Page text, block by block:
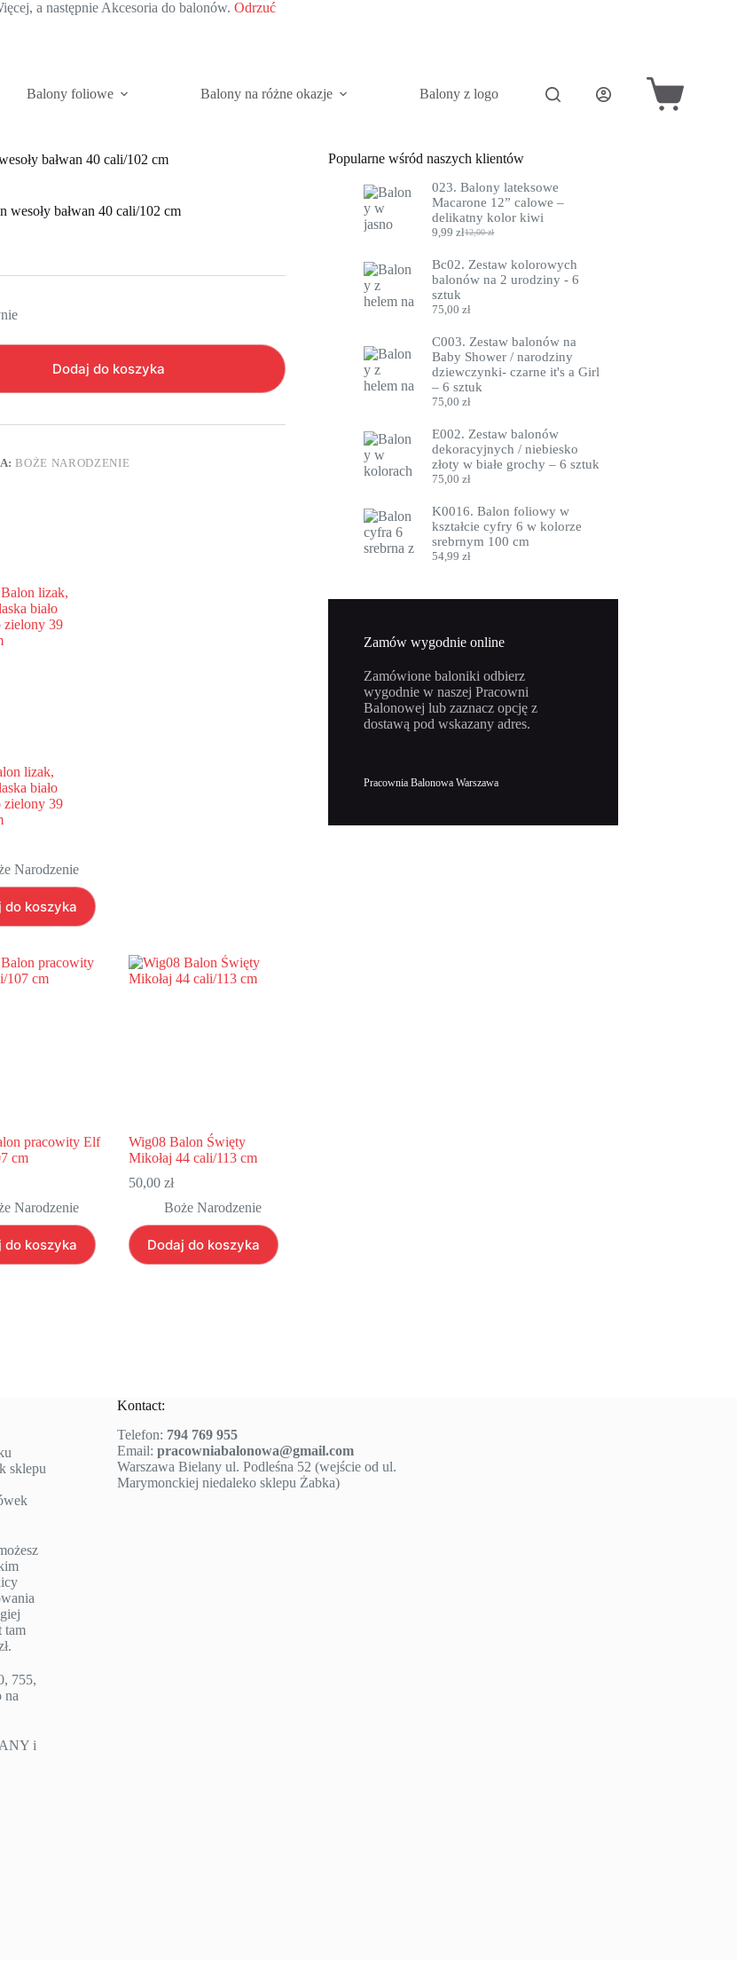
a następnie Akcesoria do balonów. Odrzuć
Balony foliowe Balony na różne okazje Balony z logo Akcesoria do balonówKoszyk
bałwan 40 cali/102 cm
wesoły bałwan 40 cali/102 cm
Dodaj do koszyka
BOŻE NARODZENIE
lizak,
biało
zielony 39
Narodzenie
do koszyka
pracowity Elf
cm
Narodzenie
do koszyka
Wig08 Balon Święty
Mikołaj 44 cali/113 cm
50,00zł
Boże Narodzenie
Dodaj do koszyka
Popularne wśród naszych klientów
023. Balony lateksowe
Macarone 12” calowe –
delikatny kolor kiwi
12,00zł
Pierwotna
wynosiła:
12,00 zł.
9,99złAktualna
wynosi:
9,99 zł.
Bc02. Zestaw kolorowych
balonów na 2 urodziny - 6
sztuk
75,00zł
C003. Zestaw balonów na
Baby Shower / narodziny
dziewczynki- czarne it's a Girl
– 6 sztuk
75,00zł
E002. Zestaw balonów
dekoracyjnych / niebiesko
złoty w białe grochy – 6 sztuk
75,00zł
K0016. Balon foliowy w
kształcie cyfry 6 w kolorze
srebrnym 100 cm
54,99zł
Zamów wygodnie online
Zamówione baloniki odbierz
wygodnie w naszej Pracowni
Balonowej lub zaznacz opcję z
dostawą pod wskazany adres.
Pracownia Balonowa Warszawa
sklepu
tam
755,
na
i
Kontact:
Telefon: 794 769 955
Email: pracowniabalonowa@gmail.com
Warszawa Bielany ul. Podleśna 52 (wejście od ul.
Marymonckiej niedaleko sklepu Żabka)